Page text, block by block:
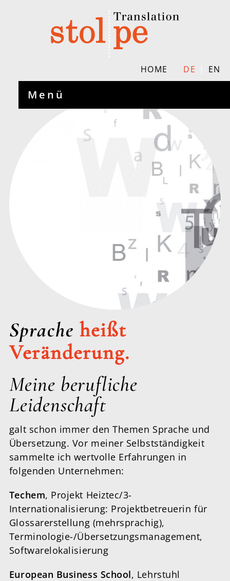
HOME DE EN
Menü
Sprache heißt
Veränderung.
Meine berufliche
Leidenschaft
galt schon immer den Themen Sprache und
Übersetzung. Vor meiner Selbstständigkeit
sammelte ich wertvolle Erfahrungen in
folgenden Unternehmen:
Techem, Projekt Heiztec/3-
Internationalisierung: Projektbetreuerin für
Glossarerstellung (mehrsprachig),
Terminologie-/Übersetzungsmanagement,
Softwarelokalisierung
European Business School, Lehrstuhl